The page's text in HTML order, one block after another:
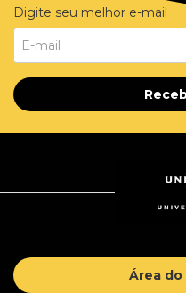
Digite seu melhor e-mail
Área